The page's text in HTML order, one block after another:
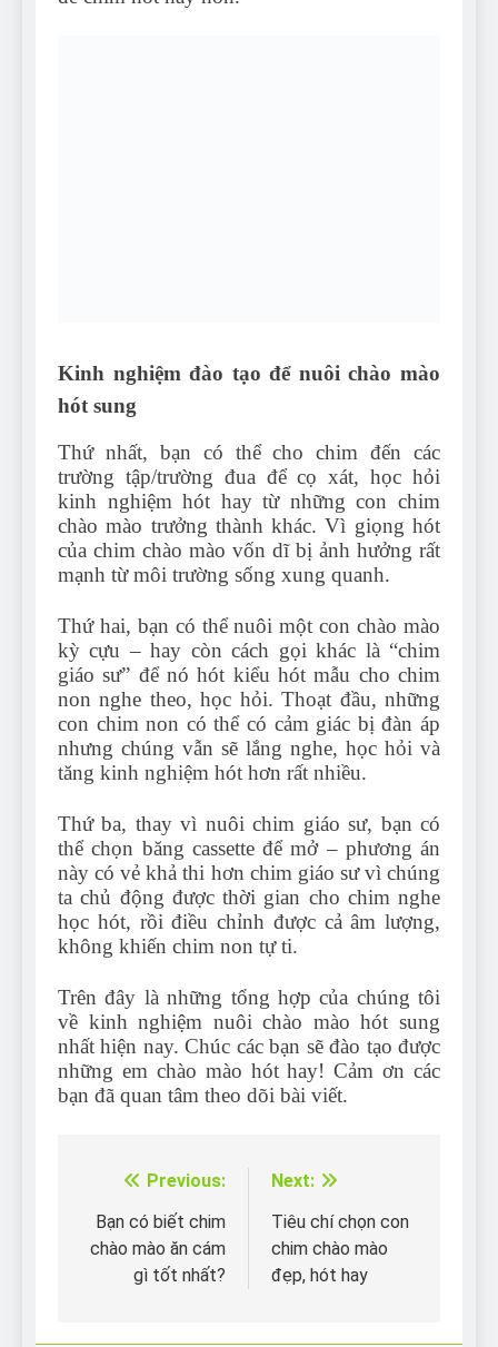
Kinh nghiệm đào tạo để nuôi chào mào
hót sung
Thứ nhất, bạn có thể cho chim đến các
trường tập/trường đua để cọ xát, học hỏi
kinh nghiệm hót hay từ những con chim
chào mào trưởng thành khác. Vì giọng hót
của chim chào mào vốn dĩ bị ảnh hưởng rất
mạnh từ môi trường sống xung quanh.
Thứ hai, bạn có thể nuôi một con chào mào
kỳ cựu – hay còn cách gọi khác là “chim
giáo sư” để nó hót kiểu hót mẫu cho chim
non nghe theo, học hỏi. Thoạt đầu, những
con chim non có thể có cảm giác bị đàn áp
nhưng chúng vẫn sẽ lắng nghe, học hỏi và
tăng kinh nghiệm hót hơn rất nhiều.
Thứ ba, thay vì nuôi chim giáo sư, bạn có
thể chọn băng cassette để mở – phương án
này có vẻ khả thi hơn chim giáo sư vì chúng
ta chủ động được thời gian cho chim nghe
học hót, rồi điều chỉnh được cả âm lượng,
không khiến chim non tự ti.
Trên đây là những tổng hợp của chúng tôi
về kinh nghiệm nuôi chào mào hót sung
nhất hiện nay. Chúc các bạn sẽ đào tạo được
những em chào mào hót hay! Cảm ơn các
bạn đã quan tâm theo dõi bài viết.
Điều
hướng
Previous:
Bạn có biết chim
chào mào ăn cám
gì tốt nhất?
Next:
Tiêu chí chọn con
chim chào mào
đẹp, hót hay